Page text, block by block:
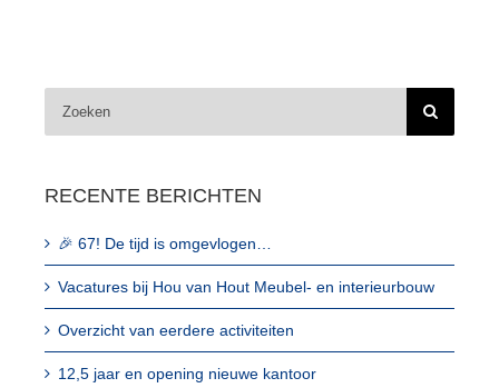
naar:
RECENTE BERICHTEN
🎉 67! De tijd is omgevlogen…
Vacatures bij Hou van Hout Meubel- en interieurbouw
Overzicht van eerdere activiteiten
12,5 jaar en opening nieuwe kantoor